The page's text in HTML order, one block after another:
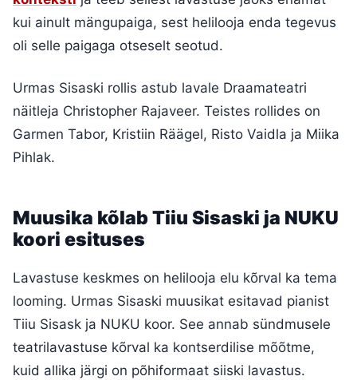
kui ainult mängupaiga, sest helilooja enda tegevus
oli selle paigaga otseselt seotud.
Urmas Sisaski rollis astub lavale Draamateatri
näitleja Christopher Rajaveer. Teistes rollides on
Garmen Tabor, Kristiin Räägel, Risto Vaidla ja Miika
Pihlak.
Muusika kõlab Tiiu Sisaski ja NUKU
koori esituses
Lavastuse keskmes on helilooja elu kõrval ka tema
looming. Urmas Sisaski muusikat esitavad pianist
Tiiu Sisask ja NUKU koor. See annab sündmusele
teatrilavastuse kõrval ka kontserdilise mõõtme,
kuid allika järgi on põhiformaat siiski lavastus.